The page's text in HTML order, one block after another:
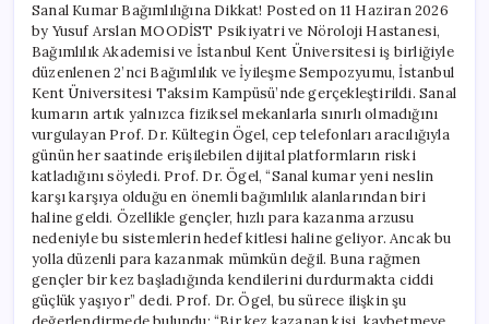
Sanal Kumar Bağımlılığına Dikkat! Posted on 11 Haziran 2026
by Yusuf Arslan MOODİST Psikiyatri ve Nöroloji Hastanesi,
Bağımlılık Akademisi ve İstanbul Kent Üniversitesi iş birliğiyle
düzenlenen 2’nci Bağımlılık ve İyileşme Sempozyumu, İstanbul
Kent Üniversitesi Taksim Kampüsü’nde gerçekleştirildi. Sanal
kumarın artık yalnızca fiziksel mekanlarla sınırlı olmadığını
vurgulayan Prof. Dr. Kültegin Ögel, cep telefonları aracılığıyla
günün her saatinde erişilebilen dijital platformların riski
katladığını söyledi. Prof. Dr. Ögel, “Sanal kumar yeni neslin
karşı karşıya olduğu en önemli bağımlılık alanlarından biri
haline geldi. Özellikle gençler, hızlı para kazanma arzusu
nedeniyle bu sistemlerin hedef kitlesi haline geliyor. Ancak bu
yolla düzenli para kazanmak mümkün değil. Buna rağmen
gençler bir kez başladığında kendilerini durdurmakta ciddi
güçlük yaşıyor” dedi. Prof. Dr. Ögel, bu sürece ilişkin şu